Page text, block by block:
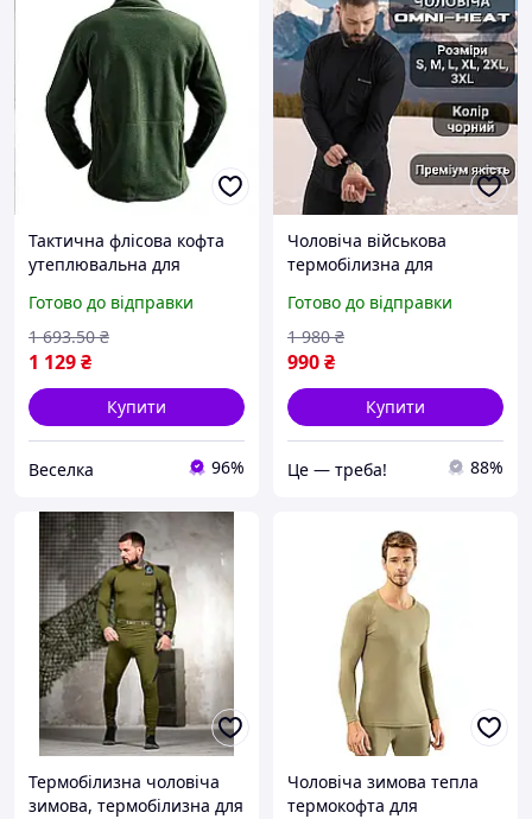
Тактична флісова кофта
утеплювальна для
кишенями й
ергономічним кроєм
FLAME
Готово до відправки
1 129₴
1 693.50 ₴
Купити
Веселка 96%
Чоловіча військова
термобілизна для
комплект термобілизни
для повсякденного
носіння та холодної
п|BUY NOW
Готово до відправки
990₴
1 980 ₴
Купити
Це — треба! 88%
Термобілизна чоловіча
зимова, термобілизна для
Чоловіча зимова тепла
термокофта для